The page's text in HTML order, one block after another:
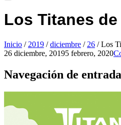
Los Titanes
Inicio / 2019 / diciembre / 26 / Los
26 diciembre, 20195 febrero, 2020
Navegación de